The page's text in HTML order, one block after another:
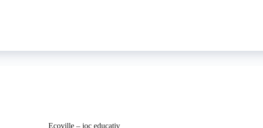
Ecoville – joc educativ